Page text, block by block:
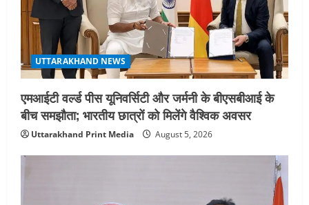
UTTARAKHAND NEWS
एमआईटी वर्ल्ड पीस यूनिवर्सिटी और जर्मनी के बीएसबीआई के
बीच समझौता; भारतीय छात्रों को मिलेंगे वैश्विक अवसर
Uttarakhand Print Media August 5, 2026